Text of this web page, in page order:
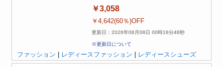
￥3,058
￥4,642(60％)OFF
更新日：2026年08月08日 00時18分48秒
※更新日について
ファッション レディースファッション レディースシューズ